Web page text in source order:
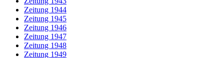
Zeitung 1944
Zeitung 1945
Zeitung 1946
Zeitung 1947
Zeitung 1948
Zeitung 1949